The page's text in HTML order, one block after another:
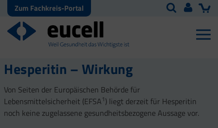
Zum Fachkreis-Portal
Hesperitin – Wirkung
Von Seiten der Europäischen Behörde für
Lebensmittelsicherheit (EFSA1) liegt derzeit für Hesperitin
noch keine zugelassene gesundheitsbezogene Aussage vor.